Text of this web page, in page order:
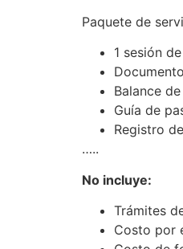
Paquete de
1 sesión
Balance
Guía de
Registro
…..
No incluye:
Trámites
Costo por